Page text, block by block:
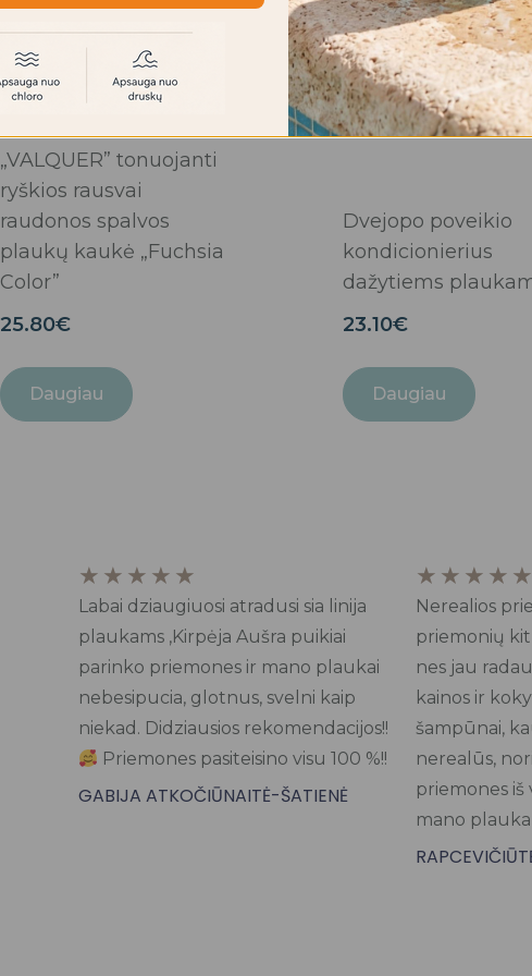
IŠPARDUOTA
„VALQUER” tonuojanti
ryškios rausvai
raudonos spalvos
plaukų kaukė „Fuchsia
Color”
25.80€
Daugiau
IŠPARDUOTA
Dvejopo poveikio
kondicionierius
dažytiems
23.10€
Daugiau
★ ★ ★ ★ ★
5
out
of
5
Labai dziaugiuosi atradusi sia linija
plaukams ,Kirpėja Aušra puikiai
parinko priemones ir mano plaukai
nebesipucia, glotnus, svelni kaip
niekad. Didziausios rekomendacijos!!
Priemones pasiteisino visu 100 %!!
GABIJA ATKOČIŪNAITĖ-ŠATIENĖ
★ ★ ★ ★
Nerealios
priemonių
nes jau
kainos ir
šampūnai,
nerealūs,
priemones
mano